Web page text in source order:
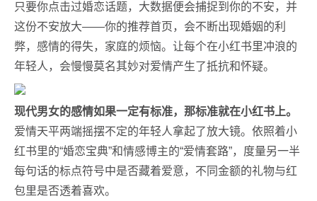
只要你点击过婚恋话题，大数据便会捕捉到你的不安，并
这份不安放大——你的推荐首页，会不断出现婚姻的利
弊，感情的得失，家庭的烦恼。让每个在小红书里冲浪的
年轻人，会慢慢莫名其妙对爱情产生了抵抗和怀疑。
现代男女的感情如果一定有标准，那标准就在小红书上。
爱情天平两端摇摆不定的年轻人拿起了放大镜。依照着小
红书里的“婚恋宝典”和情感博主的“爱情套路”，度量另一半
每句话的标点符号中是否藏着爱意，不同金额的礼物与红
包里是否透着喜欢。